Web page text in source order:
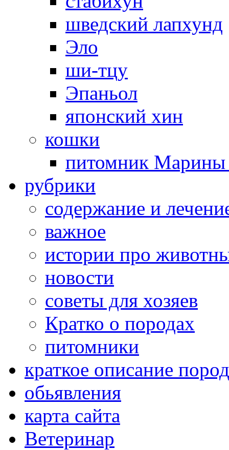
шведский лапхунд
Эло
ши-тцу
Эпаньол
японский хин
кошки
питомник Марины
рубрики
cодержание и
важное
истории про
новости
советы для хозяев
Кратко о породах
питомники
краткое описание пород
обьявления
карта сайта
Ветеринар